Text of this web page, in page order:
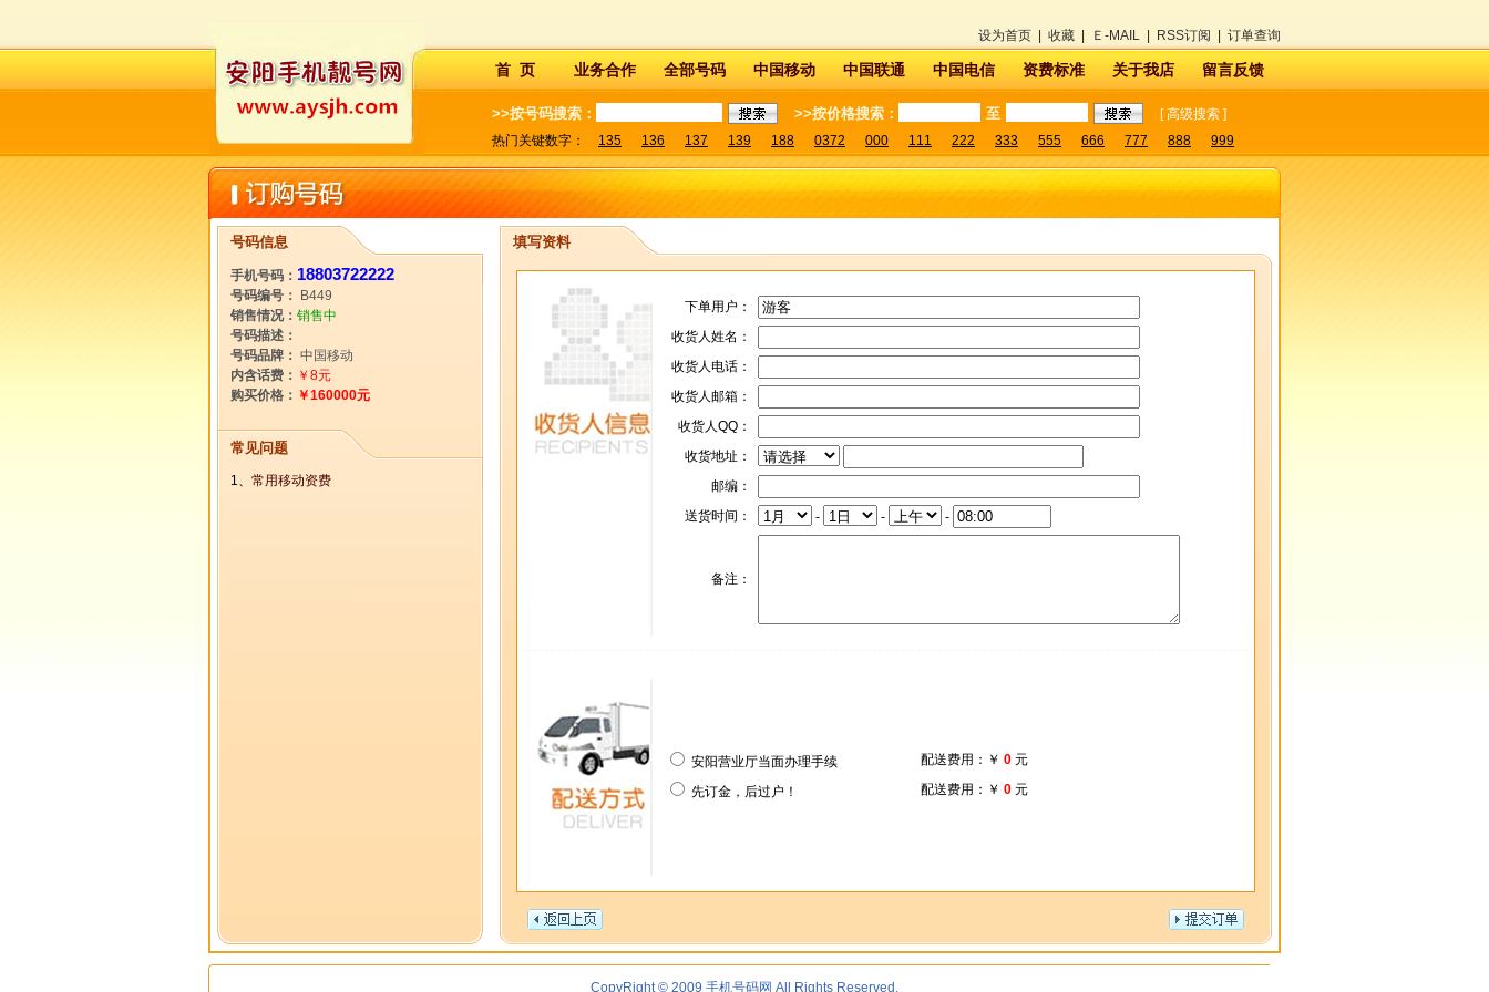
设为首页 收藏 Ｅ-MAIL RSS订阅 订单查询
首 页 业务合作 全部号码 中国移动 中国联通 中国电信 资费标准 关于我店 留言反馈
>>按号码搜索： >>按价格搜索： 至 [高级搜索 ]
热门关键数字： 135 136 137 139 188 0372 000 111 222 333 555 666 777 888 999
号码信息
手机号码： 18803722222
号码编号：
B449
销售情况： 销售中
号码描述：
号码品牌： 中国移动
内含话费： ￥8元
购买价格： ￥160000元
常见问题
1、 常用移动资费
填写资料
下单用户：
收货人姓名：
收货人电话：
收货人邮箱：
收货人QQ：
收货地址：
邮编：
送货时间：
- - -
备注：
安阳营业厅当面办理手续 配送费用：￥ 0元
先订金，后过户！ 配送费用：￥ 0元
CopyRight © 2009 手机号码网 All Rights Reserved.